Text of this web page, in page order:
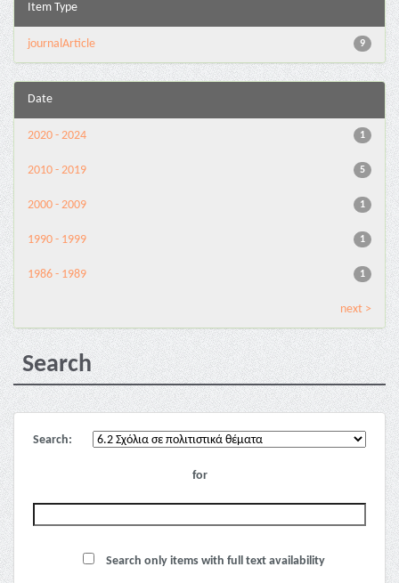
Item Type
9
journalArticle
Date
1
2020 - 2024
5
2010 - 2019
1
2000 - 2009
1
1990 - 1999
1
1986 - 1989
next >
Search
Search:
for
Search only items with full text availability